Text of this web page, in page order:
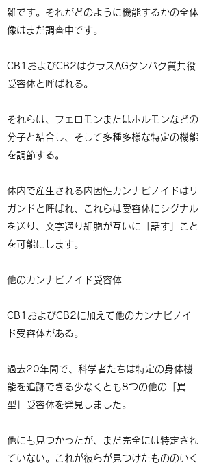
雑です。それがどのように機能するかの全体
像はまだ調査中です。
CB1およびCB2はクラスAGタンパク質共役
受容体と呼ばれる。
それらは、フェロモンまたはホルモンなどの
分子と結合し、そして多種多様な特定の機能
を調節する。
体内で産生される内因性カンナビノイドはリ
ガンドと呼ばれ、これらは受容体にシグナル
を送り、文字通り細胞が互いに「話す」こと
を可能にします。
他のカンナビノイド受容体
CB1およびCB2に加えて他のカンナビノイ
ド受容体がある。
過去20年間で、科学者たちは特定の身体機
能を追跡できる少なくとも8つの他の「異
型」受容体を発見しました。
他にも見つかったが、まだ完全には特定され
ていない。これが彼らが見つけたもののいく